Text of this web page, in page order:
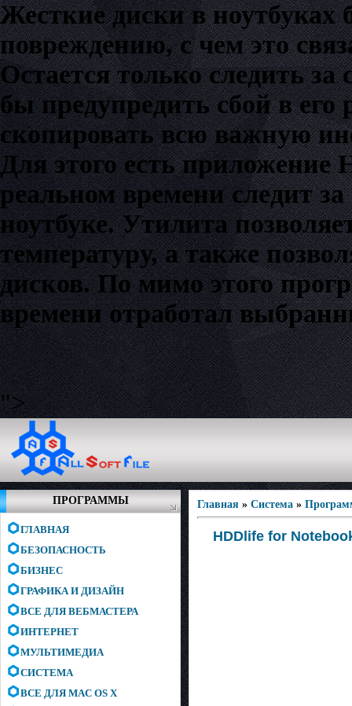
Жесткие диски в ноутбуках
повреждению, с чем это
Остается только следить
бы предупредить сбой в его
скопировать всю важную
Для этого есть приложение
реальном времени следит
ноутбуке. Утилита
температуру, а также
дисков. По мимо этого
времени отработал
">
ПРОГРАММЫ
ГЛАВНАЯ
БЕЗОПАСНОСТЬ
БИЗНЕС
ГРАФИКА И ДИЗАЙН
ВСЕ ДЛЯ ВЕБМАСТЕРА
ИНТЕРНЕТ
МУЛЬТИМЕДИА
СИСТЕМА
ВСЕ ДЛЯ MAC OS X
Главная » Система »
HDDlife for